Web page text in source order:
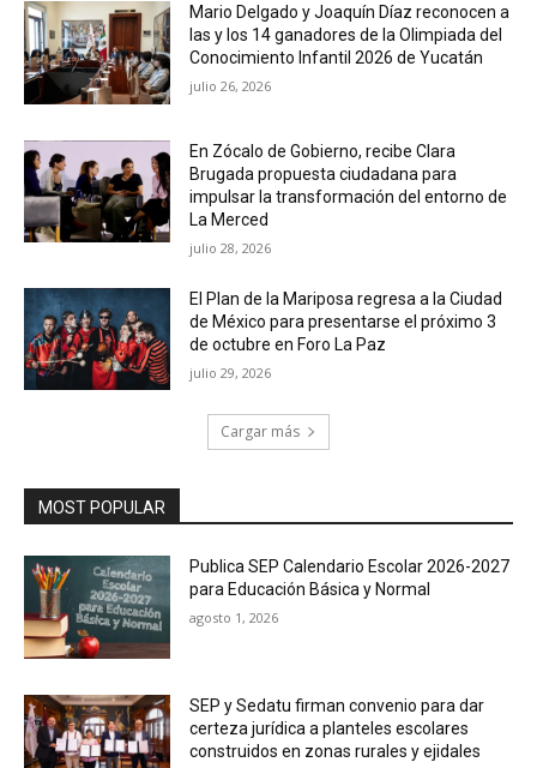
Mario Delgado y Joaquín Díaz reconocen a
las y los 14 ganadores de la Olimpiada del
Conocimiento Infantil 2026 de Yucatán
julio 26, 2026
En Zócalo de Gobierno, recibe Clara
Brugada propuesta ciudadana para
impulsar la transformación del entorno de
La Merced
julio 28, 2026
El Plan de la Mariposa regresa a la Ciudad
de México para presentarse el próximo 3
de octubre en Foro La Paz
julio 29, 2026
Cargar más
MOST POPULAR
Publica SEP Calendario Escolar 2026-2027
para Educación Básica y Normal
agosto 1, 2026
SEP y Sedatu firman convenio para dar
certeza jurídica a planteles escolares
construidos en zonas rurales y ejidales